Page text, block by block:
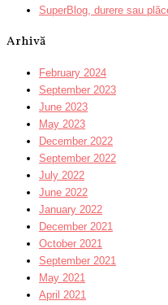
SuperBlog, durere sau
Arhivă
February 2024
September 2023
June 2023
May 2023
December 2022
September 2022
July 2022
June 2022
January 2022
December 2021
October 2021
September 2021
May 2021
April 2021